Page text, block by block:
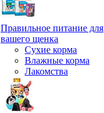
Правильное питание для
вашего щенка
Сухие корма
Влажные корма
Лакомства